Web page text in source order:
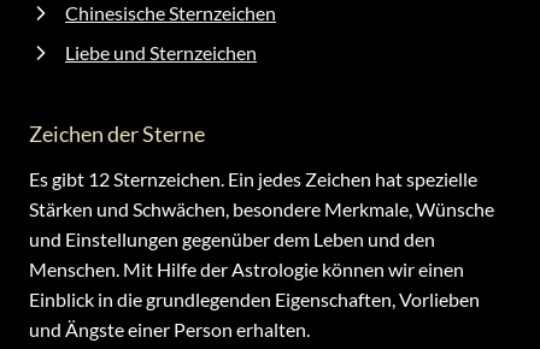
Chinesische Sternzeichen
Liebe und Sternzeichen
Zeichen der Sterne
Es gibt 12 Sternzeichen. Ein jedes Zeichen hat spezielle
Stärken und Schwächen, besondere Merkmale, Wünsche
und Einstellungen gegenüber dem Leben und den
Menschen. Mit Hilfe der Astrologie können wir einen
Einblick in die grundlegenden Eigenschaften, Vorlieben
und Ängste einer Person erhalten.